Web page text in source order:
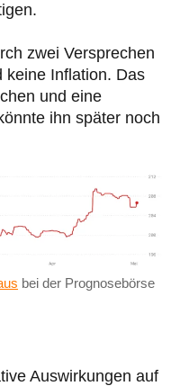
zwei Versprechen
keine Inflation. Das
und eine
ihn später noch
bei der Prognosebörse
Auswirkungen auf